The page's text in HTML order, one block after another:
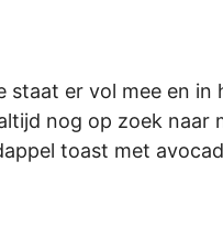
staat er vol mee en in
nog op zoek naar
toast met